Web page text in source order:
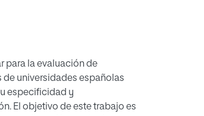
para la evaluación de
de universidades españolas
especificidad y
El objetivo de este trabajo es